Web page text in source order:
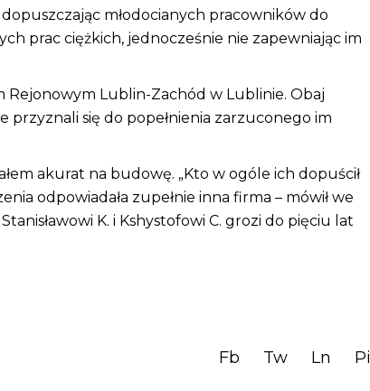
młodocianych pracowników do
prac ciężkich, jednocześnie nie zapewniając im
Rejonowym Lublin-Zachód w Lublinie. Obaj
przyznali się do popełnienia zarzuconego im
akurat na budowę. „Kto w ogóle ich dopuścił
odpowiadała zupełnie inna firma – mówił we
K. i Kshystofowi C. grozi do pięciu lat
Fb Tw Ln Pi